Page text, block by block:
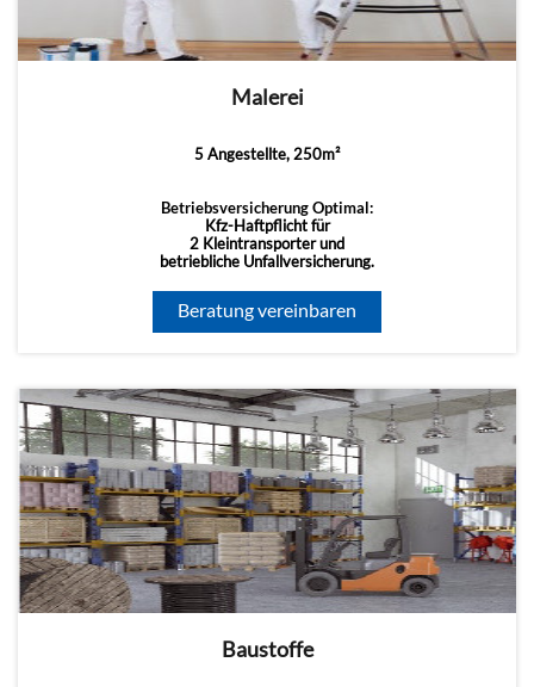
Malerei
5 Angestellte, 250m²
Betriebsversicherung Optimal:
Kfz-Haftpflicht für
2 Kleintransporter und
betriebliche Unfallversicherung.
Beratung vereinbaren
Baustoffe